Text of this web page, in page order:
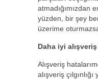
atmadığımızdan
yüzden, bir şey
üzerime
Daha iyi
Alışveriş
alışveriş